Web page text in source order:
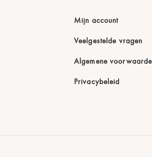
Mijn account
Veelgestelde vragen
Algemene
Privacybeleid